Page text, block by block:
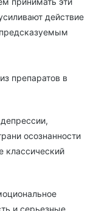
действие
препаратов в
осознанности
классический
и серьезные